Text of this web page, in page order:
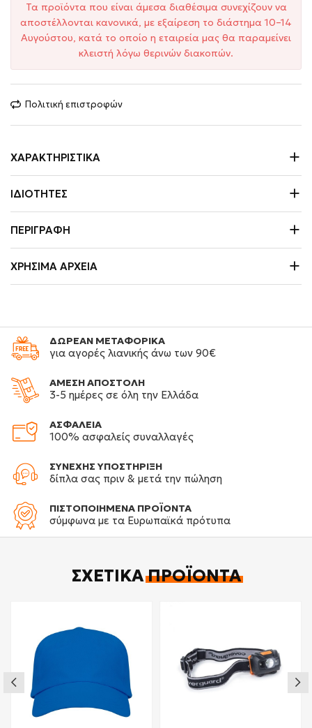
Τα προϊόντα που είναι άμεσα διαθέσιμα συνεχίζουν να
αποστέλλονται κανονικά, με εξαίρεση το διάστημα 10–14
Αυγούστου, κατά το οποίο η εταιρεία μας θα παραμείνει
κλειστή λόγω θερινών διακοπών.
Πολιτική επιστροφών
ΧΑΡΑΚΤΗΡΙΣΤΙΚΆ
ΙΔΙΌΤΗΤΕΣ
ΠΕΡΙΓΡΑΦΉ
ΧΡΉΣΙΜΑ ΑΡΧΕΊΑ
ΔΩΡΕΑΝ ΜΕΤΑΦΟΡΙΚΑ
για αγορές λιανικής άνω των 90€
ΑΜΕΣΗ ΑΠΟΣΤΟΛΗ
3-5 ημέρες σε όλη την Ελλάδα
ΑΣΦΑΛΕΙΑ
100% ασφαλείς συναλλαγές
ΣΥΝΕΧΗΣ ΥΠΟΣΤΗΡΙΞΗ
δίπλα σας πριν & μετά την πώληση
ΠΙΣΤΟΠΟΙΗΜΕΝΑ ΠΡΟΪΟΝΤΑ
σύμφωνα με τα Ευρωπαϊκά πρότυπα
ΣΧΕΤΙΚΆΠΡΟΪΌΝΤΑ